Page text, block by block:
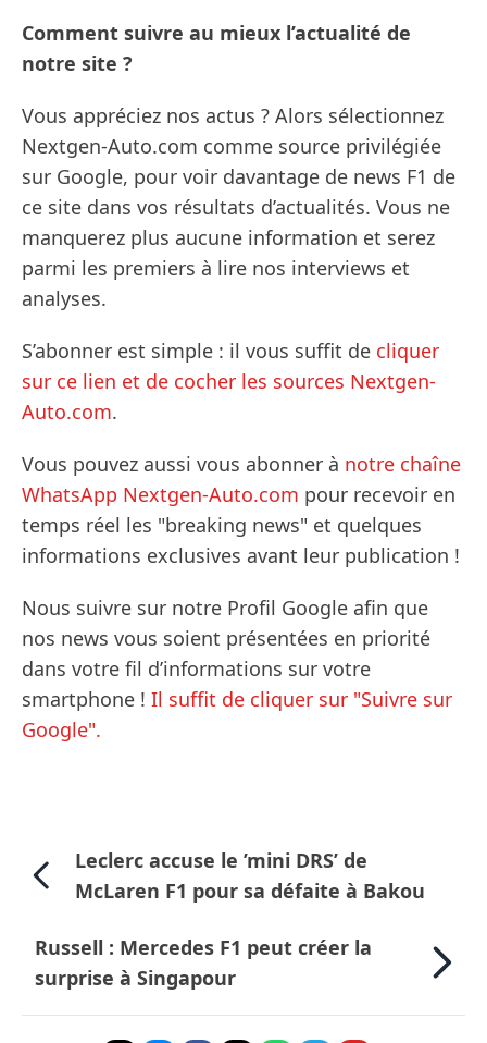
Comment suivre au mieux l’actualité de
notre site ?
Vous appréciez nos actus ? Alors sélectionnez
Nextgen-Auto.com comme source privilégiée
sur Google, pour voir davantage de news F1 de
ce site dans vos résultats d’actualités. Vous ne
manquerez plus aucune information et serez
parmi les premiers à lire nos interviews et
analyses.
S’abonner est simple : il vous suffit de cliquer
sur ce lien et de cocher les sources Nextgen-
Auto.com.
Vous pouvez aussi vous abonner à notre chaîne
WhatsApp Nextgen-Auto.com pour recevoir en
temps réel les "breaking news" et quelques
informations exclusives avant leur publication !
Nous suivre sur notre Profil Google afin que
nos news vous soient présentées en priorité
dans votre fil d’informations sur votre
smartphone ! Il suffit de cliquer sur "Suivre sur
Google".
Leclerc accuse le ’mini DRS’ de
McLaren F1 pour sa défaite à Bakou
Russell : Mercedes F1 peut créer la
surprise à Singapour